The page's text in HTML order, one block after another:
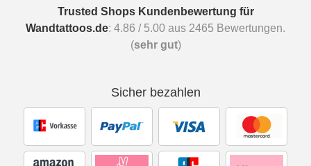
Trusted Shops Kundenbewertung für
Wandtattoos.de: 4.86 / 5.00 aus 2465 Bewertungen.
(sehr gut)
Sicher bezahlen